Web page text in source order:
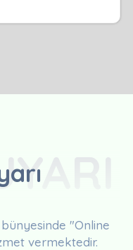
bünyesinde "Online
vermektedir.